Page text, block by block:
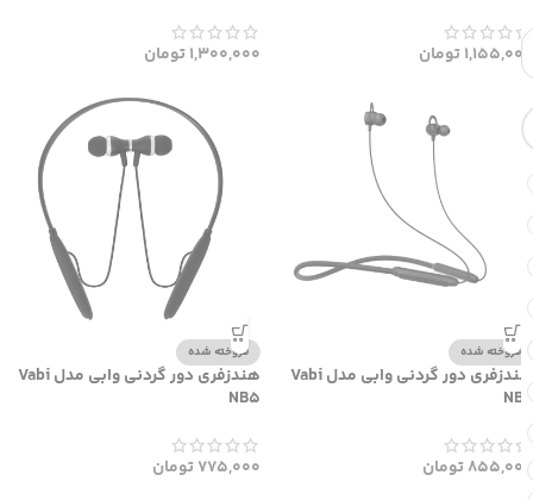
1,155,000تومان 1,300,000تومان
فروخته شده
هندزفری دور گردنی وابی مدل Vabi
NB7
855,000تومان
فروخته شده
هندزفری دور گردنی وابی مدل Vabi
NB5
775,000تومان